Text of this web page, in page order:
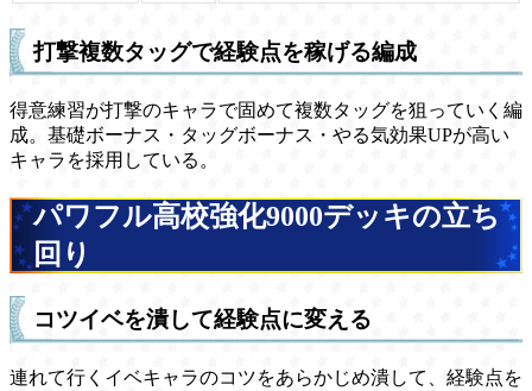
打撃複数タッグで経験点を稼げる編成
得意練習が打撃のキャラで固めて複数タッグを狙っていく編
成。基礎ボーナス・タッグボーナス・やる気効果UPが高い
キャラを採用している。
パワフル高校強化9000デッキの立ち
回り
コツイベを潰して経験点に変える
連れて行くイベキャラのコツをあらかじめ潰して、経験点を